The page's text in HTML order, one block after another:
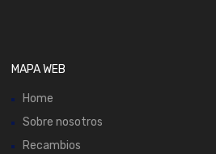
MAPA WEB
Home
Sobre nosotros
Recambios